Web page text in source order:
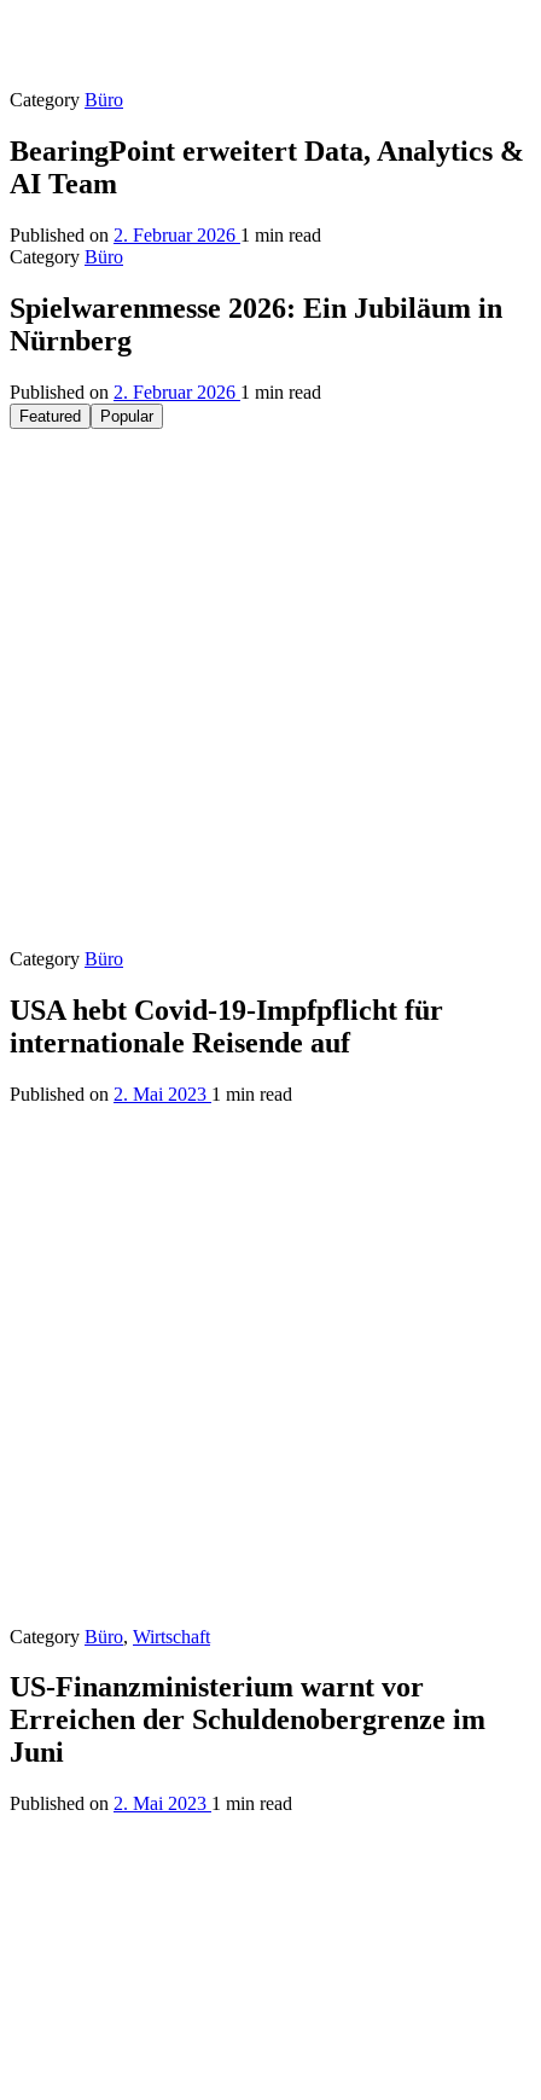
Category Büro
BearingPoint erweitert Data, Analytics &
AI Team
Published on 2. Februar 2026 1 min read
Category Büro
Spielwarenmesse 2026: Ein Jubiläum in
Nürnberg
Published on 2. Februar 2026 1 min read
Featured Popular
Category Büro
USA hebt Covid-19-Impfpflicht für
internationale Reisende auf
Published on 2. Mai 2023 1 min read
Category Büro, Wirtschaft
US-Finanzministerium warnt vor
Erreichen der Schuldenobergrenze im
Juni
Published on 2. Mai 2023 1 min read